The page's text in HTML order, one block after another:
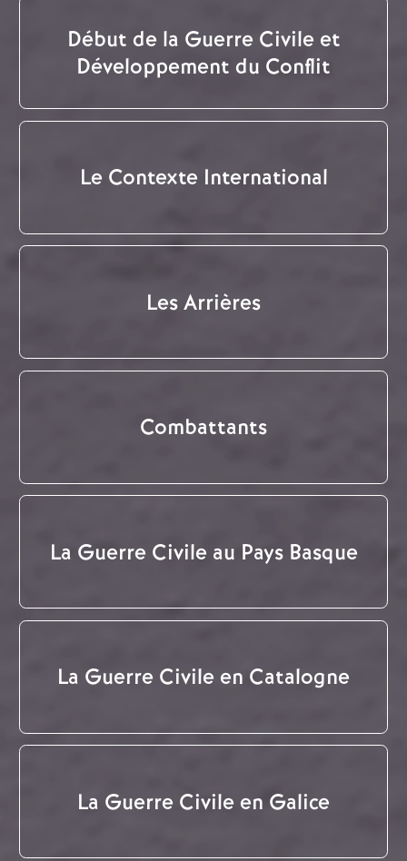
Début de la Guerre Civile et
Développement du Conflit
Le Contexte International
Les Arrières
Combattants
La Guerre Civile au Pays Basque
La Guerre Civile en Catalogne
La Guerre Civile en Galice